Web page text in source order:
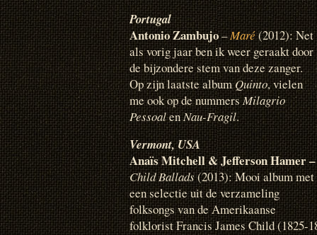
Portugal
Antonio Zambujo–Maré(2012): Net
als vorig jaar ben ik weer geraakt door
de bijzondere stem van deze zanger.
Op zijn laatste albumQuinto, vielen
me ook op de nummersMilagrio
PessoalenNau-Fragil.
Vermont, USA
Anaïs Mitchell & Jefferson Hamer –
Child Ballads(2013): Mooi album met
een selectie uit de verzameling
folksongs van de Amerikaanse
folklorist Francis James Child (1825-